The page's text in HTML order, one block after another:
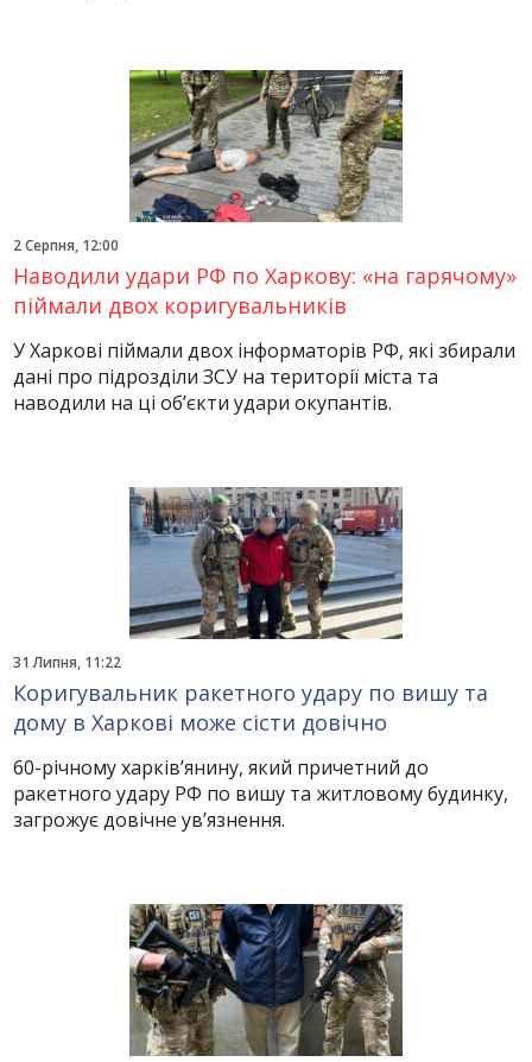
2 Серпня, 12:00
Наводили удари РФ по Харкову: «на гарячому»
піймали двох коригувальників
У Харкові піймали двох інформаторів РФ, які збирали
дані про підрозділи ЗСУ на території міста та
наводили на ці об’єкти удари окупантів.
31 Липня, 11:22
Коригувальник ракетного удару по вишу та
дому в Харкові може сісти довічно
60-річному харків’янину, який причетний до
ракетного удару РФ по вишу та житловому будинку,
загрожує довічне ув’язнення.